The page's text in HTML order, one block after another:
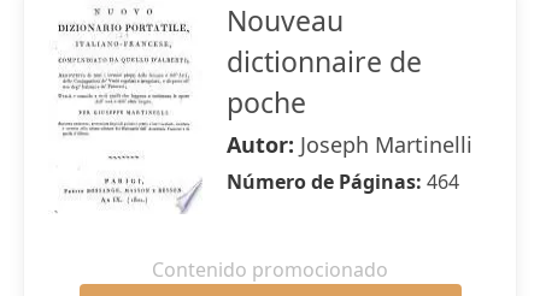
Nouveau
dictionnaire de
poche
Autor: Joseph Martinelli
Número de Páginas: 464
Contenido promocionado